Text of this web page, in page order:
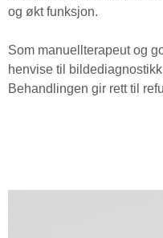
og økt funksjon.
Som manuellterapeut og
henvise til
Behandlingen gir rett til